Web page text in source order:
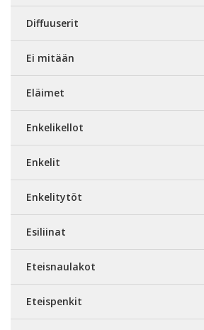
Diffuuserit
Ei mitään
Eläimet
Enkelikellot
Enkelit
Enkelitytöt
Esiliinat
Eteisnaulakot
Eteispenkit